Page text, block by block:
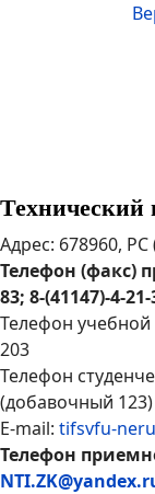
Адрес: 678960,
Телефон (факс)
83; 8-(41147)-4-
Телефон учебной
203
Телефон
(добавочный 123)
E-mail: tifsvfu-
Телефон